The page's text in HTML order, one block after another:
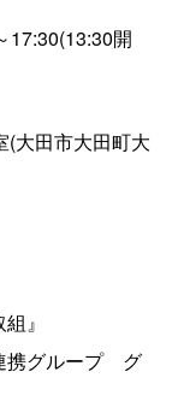
17:30(13:30開
(大田市大田町大
』
グループ グ